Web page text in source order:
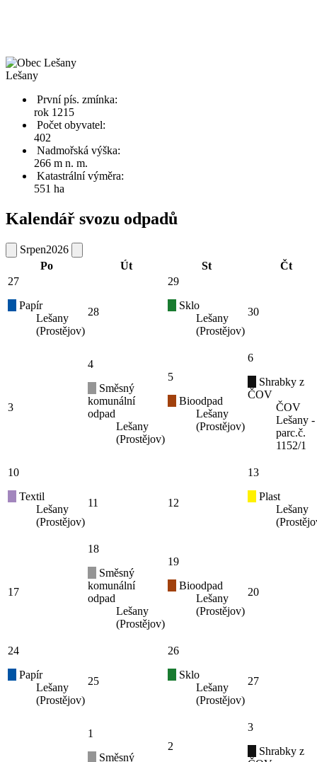
Lešany
První pís. zmínka:
rok 1215
Počet obyvatel:
402
Nadmořská výška:
266 m n. m.
Katastrální výměra:
551 ha
Kalendář svozu odpadů
Srpen2026
Po
Út St
Čt
27
Papír
Lešany
(Prostějov)
28
29
Sklo
Lešany
(Prostějov)
30
3
4
Směsný
komunální
odpad
Lešany
(Prostějov)
5
Bioodpad
Lešany
(Prostějov)
6
Shrabky z
ČOV
ČOV
Lešany -
parc.č.
1152/1
10
Textil
Lešany
(Prostějov)
11 12
13
Plast
Lešany
17
18
Směsný
komunální
odpad
Lešany
(Prostějov)
19
Bioodpad
Lešany
(Prostějov)
20
24
Papír
Lešany
(Prostějov)
25
26
Sklo
Lešany
(Prostějov)
27
1
Směsný
2
3
Shrabky z